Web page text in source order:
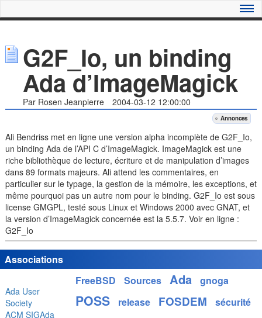
G2F_Io, un binding
Ada d’ImageMagick
Par Rosen Jeanpierre 2004-03-12 12:00:00
Annonces
Ali Bendriss met en ligne une version alpha incomplète de G2F_Io,
un binding Ada de l’API C d’ImageMagick. ImageMagick est une
riche bibliothèque de lecture, écriture et de manipulation d’images
dans 89 formats majeurs. Ali attend les commentaires, en
particulier sur le typage, la gestion de la mémoire, les exceptions, et
même pourquoi pas un autre nom pour le binding. G2F_Io est sous
license GMGPL, testé sous Linux et Windows 2000 avec GNAT, et
la version d’ImageMagick concernée est la 5.5.7. Voir en ligne :
G2F_Io
Associations
Ada User
Society
ACM SIGAda
FreeBSD Sources Ada gnoga
POSS release FOSDEM sécurité